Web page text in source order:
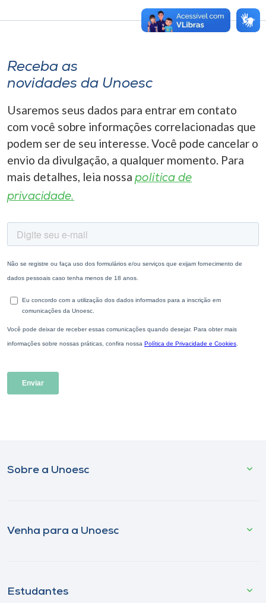
Receba as
novidades da Unoesc
Usaremos seus dados para entrar em contato
com você sobre informações correlacionadas que
podem ser de seu interesse. Você pode cancelar o
envio da divulgação, a qualquer momento. Para
mais detalhes, leia nossa política de
privacidade.
Sobre a Unoesc
Venha para a Unoesc
Estudantes